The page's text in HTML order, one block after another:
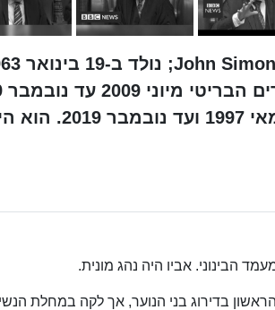
הנבחרים מטעם מחוז
הבינוני. אביו היה נהג מונית.
בדירוג בני הנוער, אך לקה במחלת